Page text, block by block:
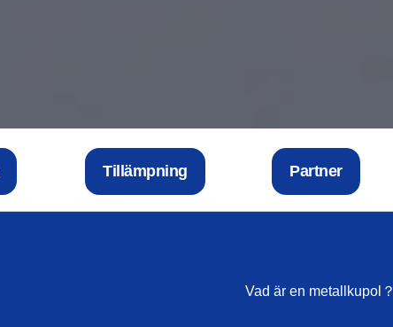
Tillämpning Partner
Vad är en metallkupol？